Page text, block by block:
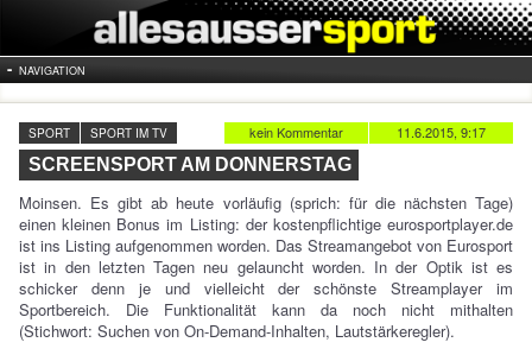
NAVIGATION
11.6.2015, 9:17
kein Kommentar
SPORT SPORT IM TV
SCREENSPORT AM DONNERSTAG
Moinsen. Es gibt ab heute vorläufig (sprich: für die nächsten Tage)
einen kleinen Bonus im Listing: der kostenpflichtige eurosportplayer.de
ist ins Listing aufgenommen worden. Das Streamangebot von Eurosport
ist in den letzten Tagen neu gelauncht worden. In der Optik ist es
schicker denn je und vielleicht der schönste Streamplayer im
Sportbereich. Die Funktionalität kann da noch nicht mithalten
(Stichwort: Suchen von On-Demand-Inhalten, Lautstärkeregler).